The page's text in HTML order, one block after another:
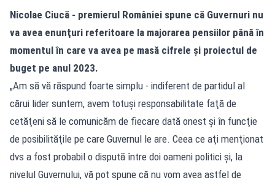
Nicolae Ciucă - premierul României spune că Guvernuri nu
va avea enunţuri referitoare la majorarea pensiilor până în
momentul în care va avea pe masă cifrele şi proiectul de
buget pe anul 2023.
„Am să vă răspund foarte simplu - indiferent de partidul al
cărui lider suntem, avem totuşi responsabilitate faţă de
cetăţeni să le comunicăm de fiecare dată onest şi în funcţie
de posibilităţile pe care Guvernul le are. Ceea ce aţi menţionat
dvs a fost probabil o dispută între doi oameni politici şi, la
nivelul Guvernului, vă pot spune că nu vom avea astfel de